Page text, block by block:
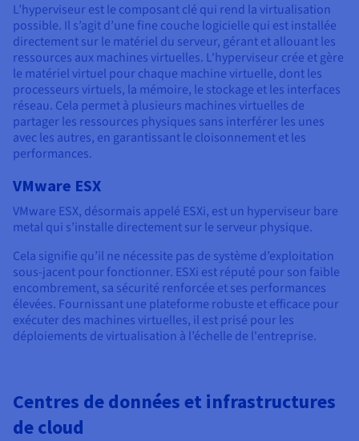
L’hyperviseur est le composant clé qui rend la virtualisation
possible. Il s’agit d’une fine couche logicielle qui est installée
directement sur le matériel du serveur, gérant et allouant les
ressources aux machines virtuelles. L'hyperviseur crée et gère
le matériel virtuel pour chaque machine virtuelle, dont les
processeurs virtuels, la mémoire, le stockage et les interfaces
réseau. Cela permet à plusieurs machines virtuelles de
partager les ressources physiques sans interférer les unes
avec les autres, en garantissant le cloisonnement et les
performances.
VMware ESX
VMware ESX, désormais appelé ESXi, est un hyperviseur bare
metal qui s’installe directement sur le serveur physique.
Cela signifie qu’il ne nécessite pas de système d’exploitation
sous-jacent pour fonctionner. ESXi est réputé pour son faible
encombrement, sa sécurité renforcée et ses performances
élevées. Fournissant une plateforme robuste et efficace pour
exécuter des machines virtuelles, il est prisé pour les
déploiements de virtualisation à l’échelle de l'entreprise.
Centres de données et infrastructures
de cloud